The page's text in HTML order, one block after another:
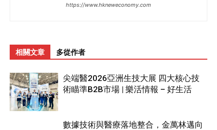
https://www.hkneweconomy.com
相關文章 多從作者
尖端醫2026亞洲生技大展 四大核心技
術瞄準B2B市場 | 樂活情報 – 好生活
數據技術與醫療落地整合，金萬林邁向